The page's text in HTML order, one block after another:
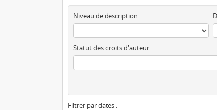
Niveau de description
Statut des droits d'auteur
Filtrer par dates :